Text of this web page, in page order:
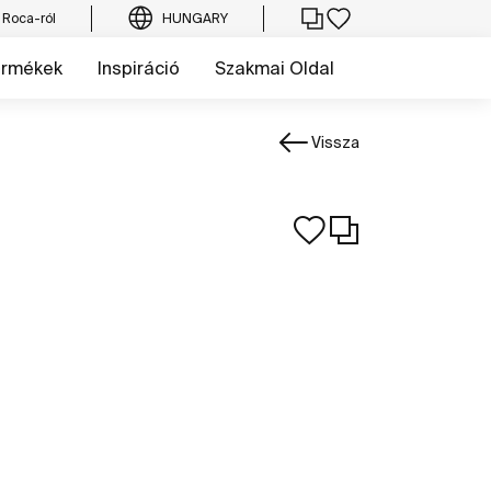
Roca-ról HUNGARY
Inspiráció Szakmai Oldal
Vissza